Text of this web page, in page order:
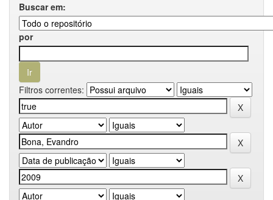
Buscar em:
por
Filtros correntes: